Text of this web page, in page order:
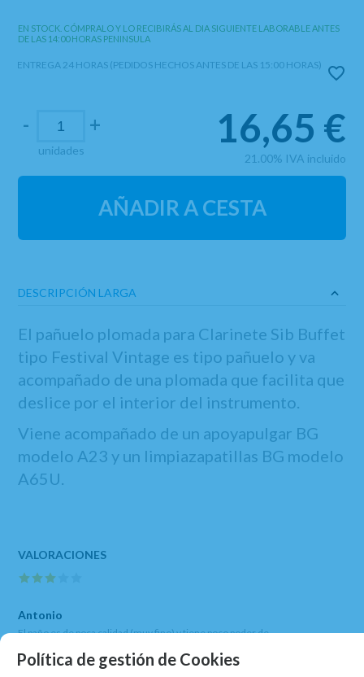
EN STOCK. CÓMPRALO Y LO RECIBIRÁS AL DIA SIGUIENTE LABORABLE ANTES
DE LAS 14:00 HORAS PENINSULA
ENTREGA 24 HORAS (PEDIDOS HECHOS ANTES DE LAS 15:00 HORAS)
-
unidades
+ 16,65 €
21.00% IVA incluido
AÑADIR A CESTA
DESCRIPCIÓN LARGA
El pañuelo plomada para Clarinete Sib Buffet
tipo Festival Vintage es tipo pañuelo y va
acompañado de una plomada que facilita que
deslice por el interior del instrumento.
Viene acompañado de un apoyapulgar BG
modelo A23 y un limpiazapatillas BG modelo
A65U.
Antonio
El paño es de poca calidad (muy fino) y tiene poco poder de
3 /5
Política de gestión de Cookies